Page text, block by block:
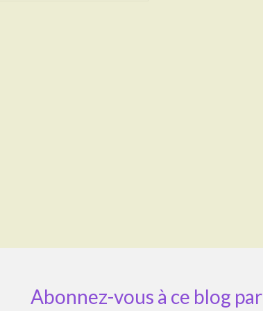
Abonnez-vous à ce blog par